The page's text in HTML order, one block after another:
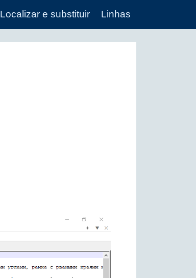
Localizar e substituir Linhas